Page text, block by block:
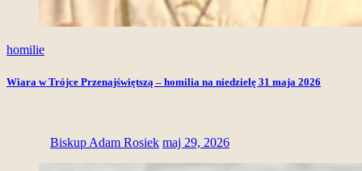
homilie
Wiara w Trójce Przenajświętszą – homilia na niedzielę 31 maja 2026
Biskup Adam Rosiek maj 29, 2026